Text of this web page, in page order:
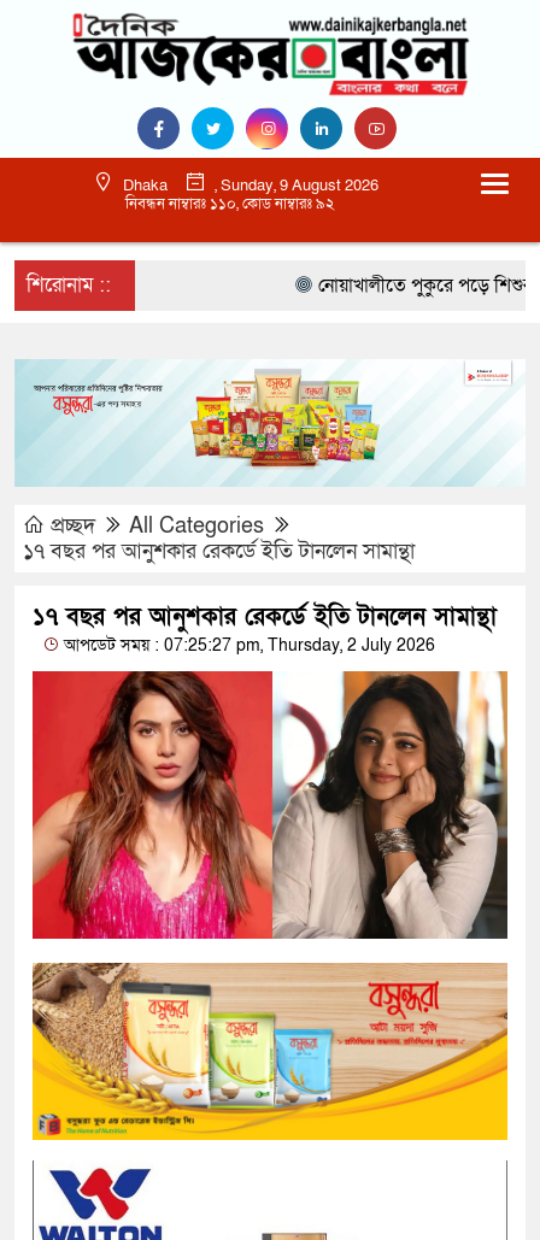
Dhaka
, Sunday, 9 August 2026
নিবন্ধন নাম্বারঃ ১১০, কোড নাম্বারঃ ৯২
শিরোনাম :: নোয়াখালীতে পুকুরে পড়ে শিশুর মৃত্যু
প্রচ্ছদ
All Categories
১৭ বছর পর আনুশকার রেকর্ডে ইতি টানলেন সামান্থা
১৭ বছর পর আনুশকার রেকর্ডে ইতি টানলেন সামান্থা
আপডেট সময় : 07:25:27 pm, Thursday, 2 July 2026